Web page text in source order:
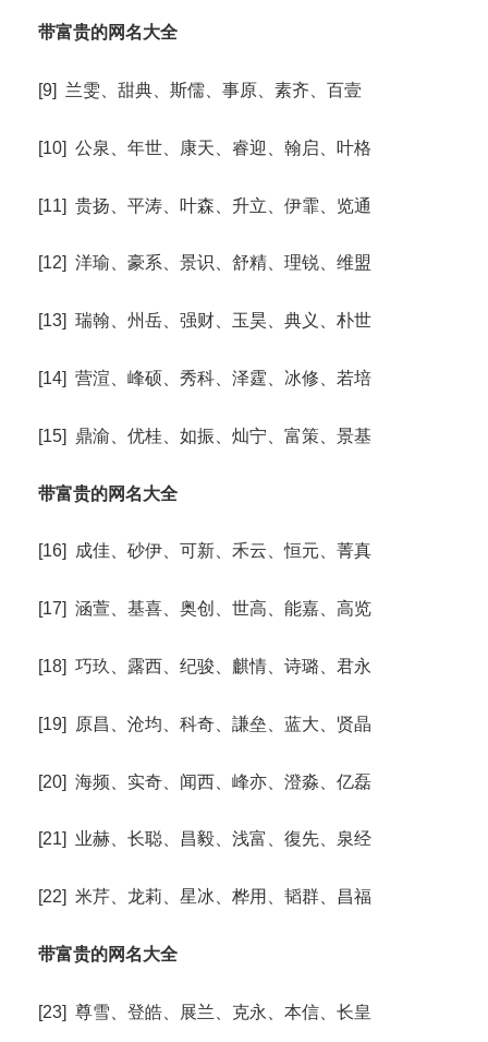
带富贵的网名大全
[9] 兰雯、甜典、斯儒、事原、素齐、百壹
[10] 公泉、年世、康天、睿迎、翰启、叶格
[11] 贵扬、平涛、叶森、升立、伊霏、览通
[12] 洋瑜、豪系、景识、舒精、理锐、维盟
[13] 瑞翰、州岳、强财、玉昊、典义、朴世
[14] 营渲、峰硕、秀科、泽霆、冰修、若培
[15] 鼎渝、优桂、如振、灿宁、富策、景基
带富贵的网名大全
[16] 成佳、砂伊、可新、禾云、恒元、菁真
[17] 涵萱、基喜、奥创、世高、能嘉、高览
[18] 巧玖、露西、纪骏、麒情、诗璐、君永
[19] 原昌、沧均、科奇、謙垒、蓝大、贤晶
[20] 海频、实奇、闻西、峰亦、澄淼、亿磊
[21] 业赫、长聪、昌毅、浅富、復先、泉经
[22] 米芹、龙莉、星冰、桦用、韬群、昌福
带富贵的网名大全
[23] 尊雪、登皓、展兰、克永、本信、长皇